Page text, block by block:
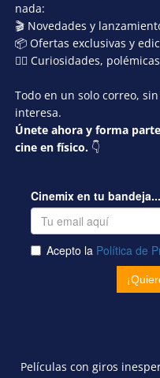
nada:
🎬 Novedades y
📦 Ofertas exclusivas y
🕵️‍♂️ Curiosidades,
Todo en un solo correo,
interesa.
Únete ahora y forma
cine en físico. 👇
Películas con giros